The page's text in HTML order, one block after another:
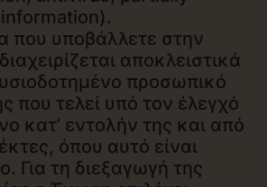
που υποβάλλετε στην
αποκλειστικά
προσωπικό
που τελεί υπό τον έλεγχό
κατ’ εντολήν της και από
όπου αυτό είναι
Για τη διεξαγωγή της